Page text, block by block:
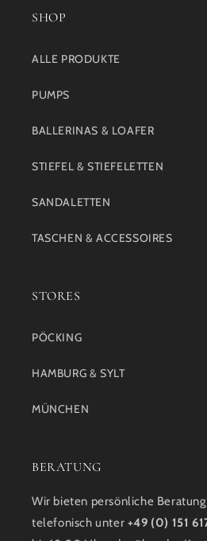
SHOP
ALLE PRODUKTE
PUMPS
BALLERINAS & LOAFER
STIEFEL & STIEFELETTEN
SANDALETTEN
TASCHEN & ACCESSOIRES
STORES
PÖCKING
HAMBURG & SYLT
MÜNCHEN
BERATUNG
Wir bieten persönliche
telefonisch unter +49 (0) 151